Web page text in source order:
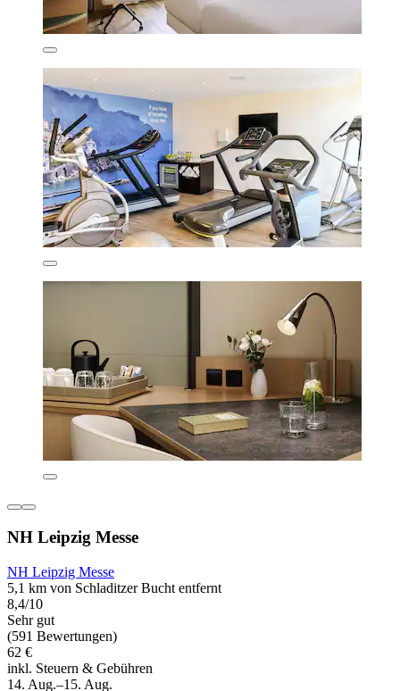
NH Leipzig Messe
NH Leipzig Messe
5,1 km von Schladitzer Bucht entfernt
8,4/10
Sehr gut
(591 Bewertungen)
62 €
inkl. Steuern & Gebühren
14. Aug.–15. Aug.